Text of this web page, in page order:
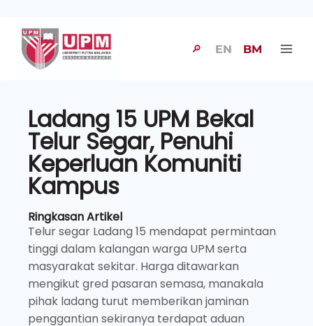
🔎 EN BM
Ladang 15 UPM Bekal
Telur Segar, Penuhi
Keperluan Komuniti
Kampus
Ringkasan Artikel
Telur segar Ladang 15 mendapat permintaan
tinggi dalam kalangan warga UPM serta
masyarakat sekitar. Harga ditawarkan
mengikut gred pasaran semasa, manakala
pihak ladang turut memberikan jaminan
penggantian sekiranya terdapat aduan